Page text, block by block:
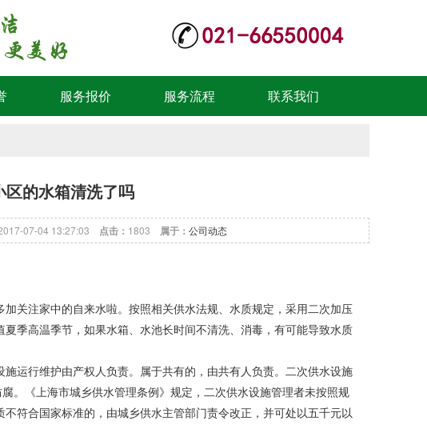
服务报价 服务流程 联系我们
的水箱清洗了吗
07-04 13:27:03 点击： 1803 属于： 公司动态
注家中的自来水啦。按照相关供水法规、水质规定，采用二次加压
季高温季节，如果水箱、水池长时间不清洗、消毒，有可能导致水质
行维护由产权人负责。属于共有的，由共有人负责。二次供水设施
。《上海市城乡供水管理条例》规定，二次供水设施管理者未按照规
符合国家标准的，由城乡供水主管部门责令改正，并可处以五千元以